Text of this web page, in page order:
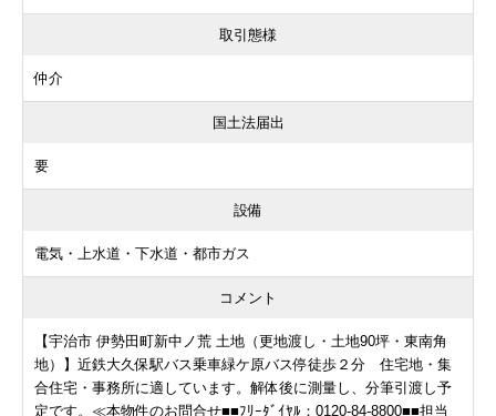
取引態様
仲介
国土法届出
要
設備
電気・上水道・下水道・都市ガス
コメント
【宇治市 伊勢田町新中ノ荒 土地（更地渡し・土地90坪・東南角
地）】近鉄大久保駅バス乗車緑ケ原バス停徒歩２分 住宅地・集
合住宅・事務所に適しています。解体後に測量し、分筆引渡し予
定です。≪本物件のお問合せ■■ﾌﾘｰﾀﾞｲﾔﾙ：0120-84-8800■■担当